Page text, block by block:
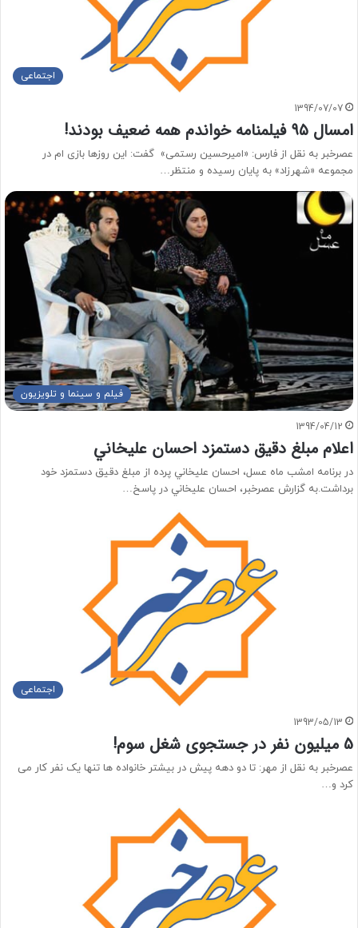
اجتماعی
1394/07/07
امسال ۹۵ فیلمنامه خواندم همه ضعیف بودند!
عصرخبر به نقل از فارس: «امیرحسین رستمی» گفت: این روزها بازی ام در
مجموعه «شهرزاد» به پایان رسیده و منتظر…
فیلم و سینما و تلویزیون
1394/04/12
اعلام مبلغ دقيق دستمزد احسان عليخاني
در برنامه امشب ماه عسل، احسان عليخاني پرده از مبلغ دقيق دستمزد خود
برداشت.به گزارش عصرخبر، احسان عليخاني در پاسخ…
اجتماعی
1393/05/13
5 میلیون نفر در جستجوی شغل سوم!
عصرخبر به نقل از مهر: تا دو دهه پیش در بیشتر خانواده ها تنها یک نفر کار می
کرد و…